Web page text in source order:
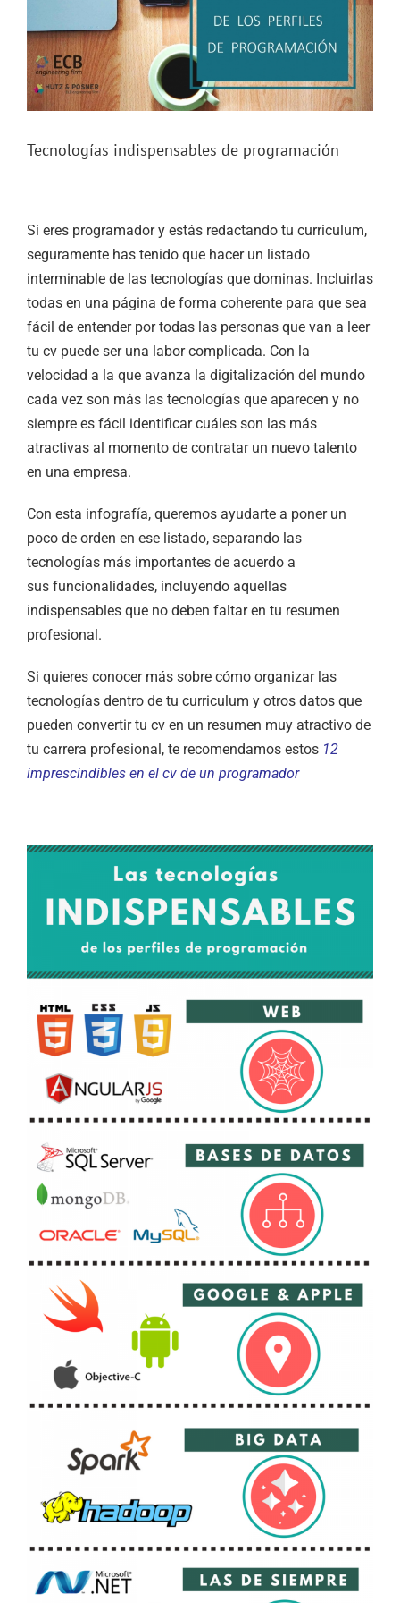
Tecnologías indispensables de programación
Si eres programador y estás redactando tu curriculum,
seguramente has tenido que hacer un listado
interminable de las tecnologías que dominas. Incluirlas
todas en una página de forma coherente para que sea
fácil de entender por todas las personas que van a leer
tu cv puede ser una labor complicada. Con la
velocidad a la que avanza la digitalización del mundo
cada vez son más las tecnologías que aparecen y no
siempre es fácil identificar cuáles son las más
atractivas al momento de contratar un nuevo talento
en una empresa.
Con esta infografía, queremos ayudarte a poner un
poco de orden en ese listado, separando las
tecnologías más importantes de acuerdo a
sus funcionalidades, incluyendo aquellas
indispensables que no deben faltar en tu resumen
profesional.
Si quieres conocer más sobre cómo organizar las
tecnologías dentro de tu curriculum y otros datos que
pueden convertir tu cv en un resumen muy atractivo de
tu carrera profesional, te recomendamos estos 12
imprescindibles en el cv de un programador